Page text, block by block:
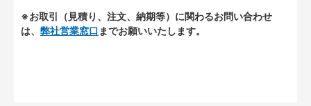
※お取引（見積り、注文、納期等）に関わるお問い合わせ
は、 弊社営業窓口 までお願いいたします。